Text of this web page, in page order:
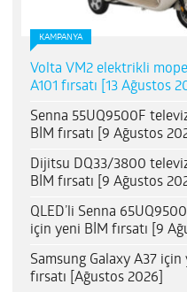
KAMPANYA
Volta VM2 elektrikli
A101 fırsatı [13 Ağustos
Senna 55UQ9500F
BİM fırsatı [9 Ağustos
Dijitsu DQ33/3800
BİM fırsatı [9 Ağustos
QLED’li Senna
için yeni BİM fırsatı [9
Samsung Galaxy A37 için
fırsatı [Ağustos 2026]